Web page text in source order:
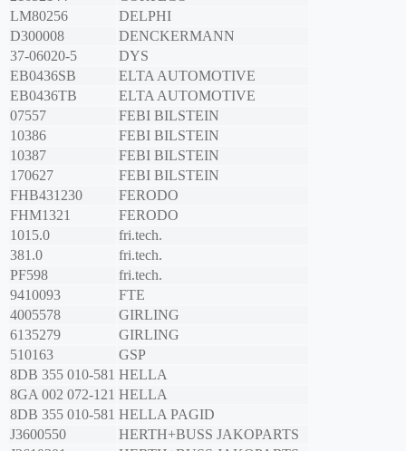
LM80256
DELPHI
D300008
DENCKERMANN
37-06020-5
DYS
EB0436SB
ELTA AUTOMOTIVE
EB0436TB
ELTA AUTOMOTIVE
07557
FEBI BILSTEIN
10386
FEBI BILSTEIN
10387
FEBI BILSTEIN
170627
FEBI BILSTEIN
FHB431230
FERODO
FHM1321
FERODO
1015.0
fri.tech.
381.0
fri.tech.
PF598
fri.tech.
9410093
FTE
4005578
GIRLING
6135279
GIRLING
510163
GSP
8DB 355 010-581 HELLA
8GA 002 072-121 HELLA
8DB 355 010-581 HELLA PAGID
J3600550
HERTH+BUSS JAKOPARTS